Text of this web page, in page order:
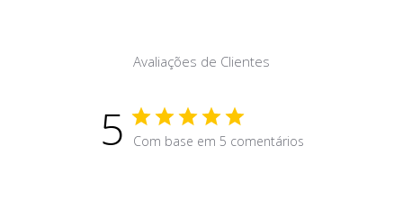
Avaliações de Clientes
5 Com base em 5 comentários